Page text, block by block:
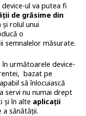
ul va putea fi
de grăsime din
rolul unui
o
semnalelor măsurate.
următoarele device-
bazat pe
să înlocuiască
servi nu numai drept
și în alte aplicații
sănătății.